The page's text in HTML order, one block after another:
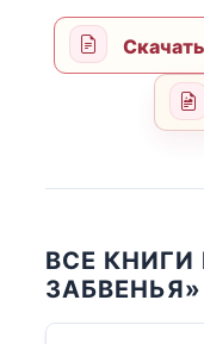
ВСЕ КНИГИ
ЗАБВЕНЬЯ»